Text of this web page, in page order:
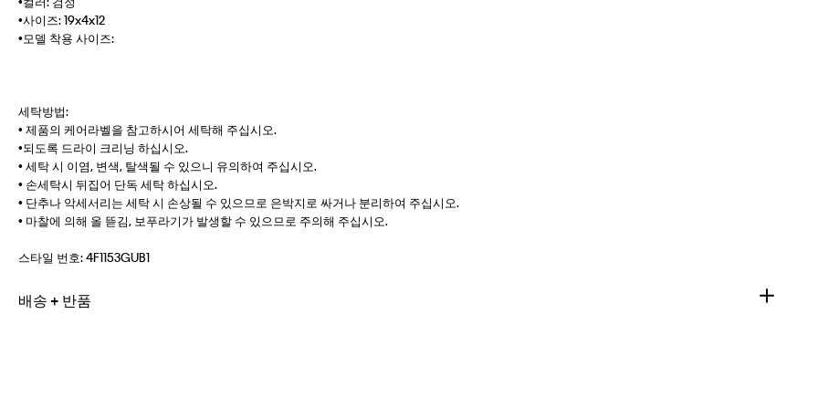
•사이즈: 19x4x12
•모델 착용 사이즈:
세탁방법:
• 제품의 케어라벨을 참고하시어 세탁해 주십시오.
•되도록 드라이 크리닝 하십시오.
• 세탁 시 이염, 변색, 탈색될 수 있으니 유의하여 주십시오.
• 손세탁시 뒤집어 단독 세탁 하십시오.
• 단추나 악세서리는 세탁 시 손상될 수 있으므로 은박지로 싸거나 분리하여 주십시오.
• 마찰에 의해 올 뜯김, 보푸라기가 발생할 수 있으므로 주의해 주십시오.
스타일 번호:4F1153GUB1
배송 + 반품